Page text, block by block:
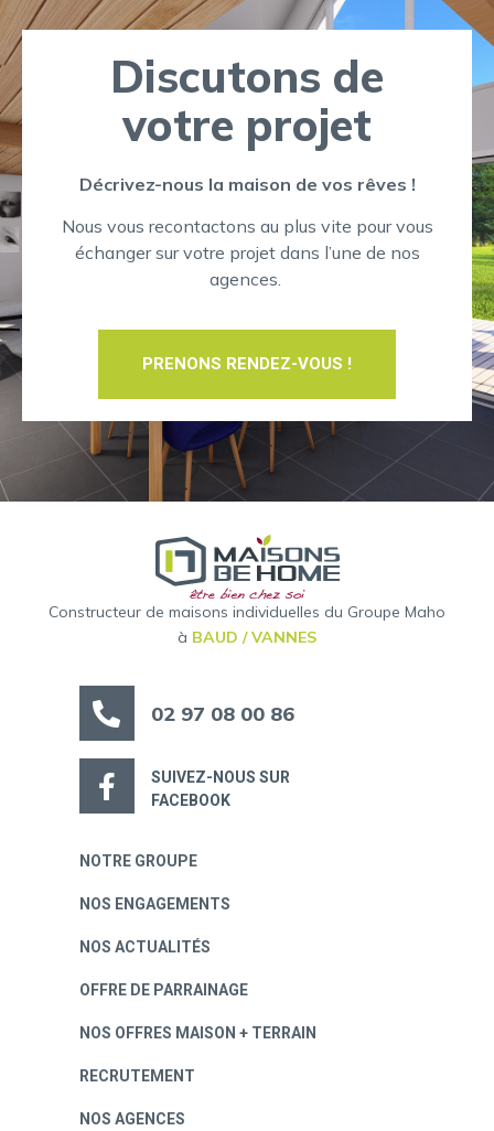
Discutons de
votre projet
Décrivez-nous la maison de vos rêves !
Nous vous recontactons au plus vite pour vous
échanger sur votre projet dans l’une de nos
agences.
PRENONS RENDEZ-VOUS !
Constructeur de maisons individuelles du Groupe Maho
à BAUD / VANNES
02 97 08 00 86
SUIVEZ-NOUS SUR
FACEBOOK
NOTRE GROUPE
NOS ENGAGEMENTS
NOS ACTUALITÉS
OFFRE DE PARRAINAGE
NOS OFFRES MAISON + TERRAIN
RECRUTEMENT
NOS AGENCES